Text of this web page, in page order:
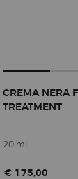
CREMA NERA
TREATMENT
20 ml
€ 175,00